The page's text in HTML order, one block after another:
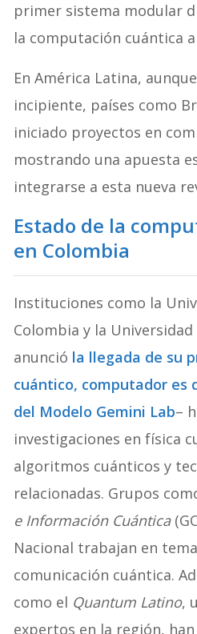
primer sistema modular
la computación cuántica
En América Latina,
incipiente, países como
iniciado proyectos en
mostrando una apuesta
integrarse a esta nueva
Estado de la
en Colombia
Instituciones como la
Colombia y la Universidad
anunció la llegada de su
cuántico, computador es
del Modelo Gemini Lab–
investigaciones en física
algoritmos cuánticos y
relacionadas. Grupos
e Información Cuántica
Nacional trabajan en
comunicación cuántica.
como el Quantum Latino,
expertos en la región,